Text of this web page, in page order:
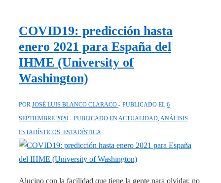
tener
a
un
COVID19-
en
un
grupo
de
N
COVID19: predicción hasta
enero 2021 para España del
IHME (University of
Washington)
POR JOSÉ LUIS BLANCO CLARACO PUBLICADO EL 6
SEPTIEMBRE 2020
PUBLICADO ENACTUALIDAD,ANÁLISIS
ESTADÍSTICOS, ESTADÍSTICA
Alucino con la facilidad que tiene la gente para olvidar, no